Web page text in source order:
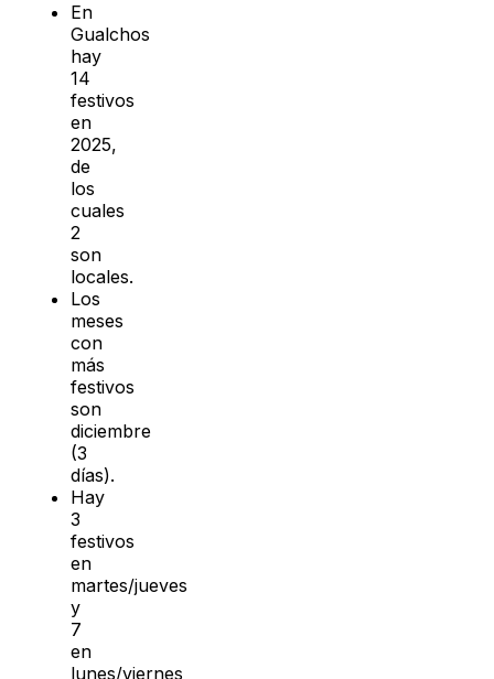
En
Gualchos
hay
14
festivos
en
2025,
de
los
cuales
2
son
locales.
Los
meses
con
más
festivos
son
diciembre
(3
días).
Hay
3
festivos
en
martes/jueves
y
7
en
lunes/viernes